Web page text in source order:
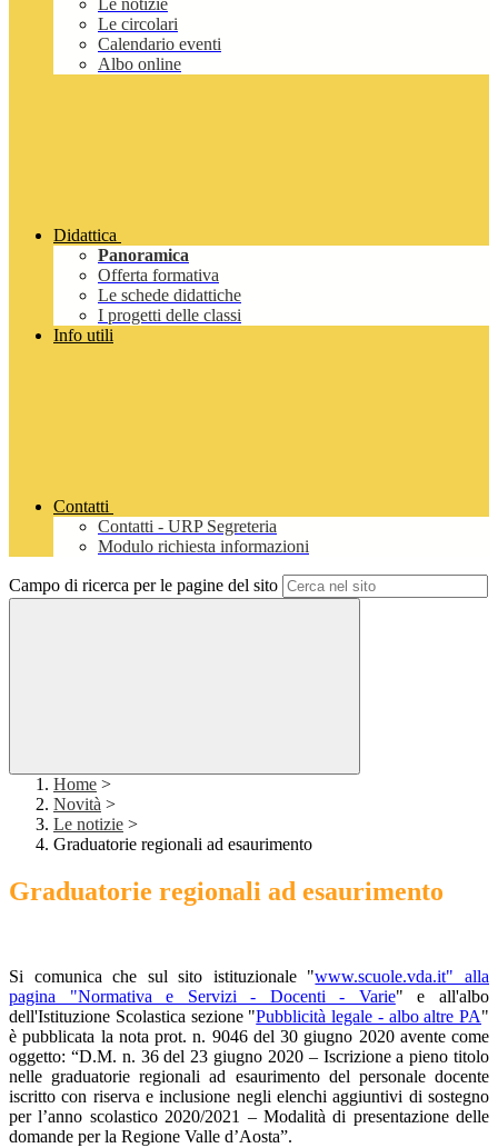
Le notizie
Le circolari
Calendario eventi
Albo online
Didattica
Panoramica
Offerta formativa
Le schede didattiche
I progetti delle classi
Info utili
Contatti
Contatti - URP Segreteria
Modulo richiesta informazioni
Campo di ricerca per le pagine del sito
Home >
Novità >
Le notizie >
Graduatorie regionali ad esaurimento
Graduatorie regionali ad esaurimento
Si comunica che sul sito istituzionale "www.scuole.vda.it" alla
pagina "Normativa e Servizi - Docenti - Varie" e all'albo
dell'Istituzione Scolastica sezione "Pubblicità legale - albo altre PA"
è pubblicata la nota prot. n. 9046 del 30 giugno 2020 avente come
oggetto: “D.M. n. 36 del 23 giugno 2020 – Iscrizione a pieno titolo
nelle graduatorie regionali ad esaurimento del personale docente
iscritto con riserva e inclusione negli elenchi aggiuntivi di sostegno
per l’anno scolastico 2020/2021 – Modalità di presentazione delle
domande per la Regione Valle d’Aosta”.